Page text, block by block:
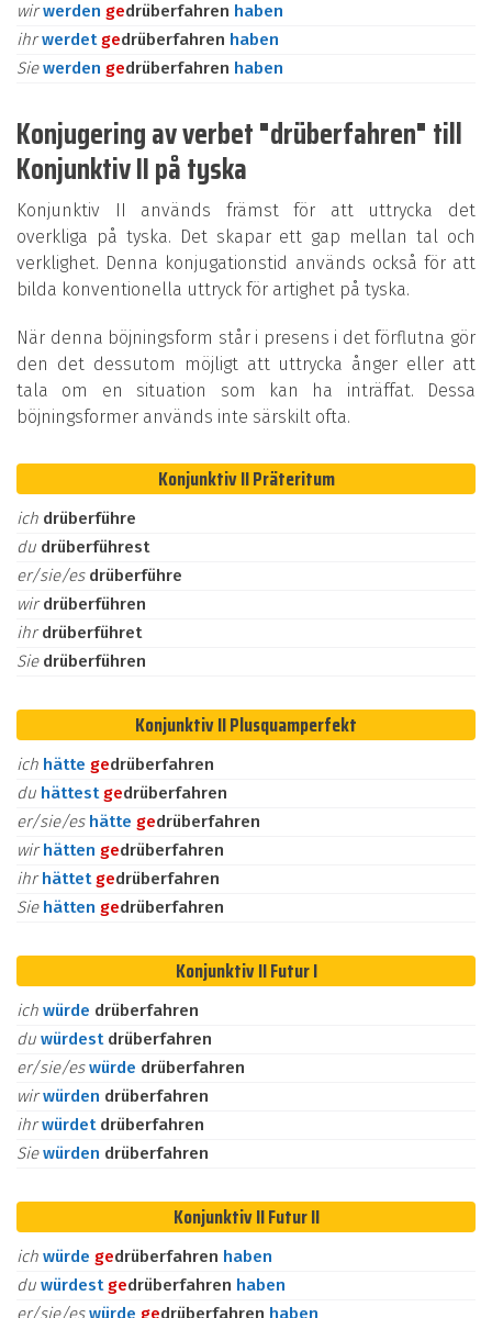
wirwerden gedrüberfahren haben
ihrwerdet gedrüberfahren haben
Siewerden gedrüberfahren haben
Konjugering av verbet "drüberfahren" till
Konjunktiv II på tyska
Konjunktiv II används främst för att uttrycka det
overkliga på tyska. Det skapar ett gap mellan tal och
verklighet. Denna konjugationstid används också för att
bilda konventionella uttryck för artighet på tyska.
När denna böjningsform står i presens i det förflutna gör
den det dessutom möjligt att uttrycka ånger eller att
tala om en situation som kan ha inträffat. Dessa
böjningsformer används inte särskilt ofta.
Konjunktiv II Präteritum
ich drüberführe
du drüberführest
er/sie/es drüberführe
wirdrüberführen
ihrdrüberführet
Sie drüberführen
Konjunktiv II Plusquamperfekt
ich hätte gedrüberfahren
du hättest gedrüberfahren
er/sie/es hätte gedrüberfahren
wirhätten gedrüberfahren
ihrhättet gedrüberfahren
Sie hätten gedrüberfahren
Konjunktiv II Futur I
ich würde drüberfahren
du würdest drüberfahren
er/sie/eswürde drüberfahren
wirwürden drüberfahren
ihrwürdet drüberfahren
Siewürden drüberfahren
Konjunktiv II Futur II
ich würde gedrüberfahren haben
du würdest gedrüberfahren haben
er/sie/eswürde gedrüberfahren haben